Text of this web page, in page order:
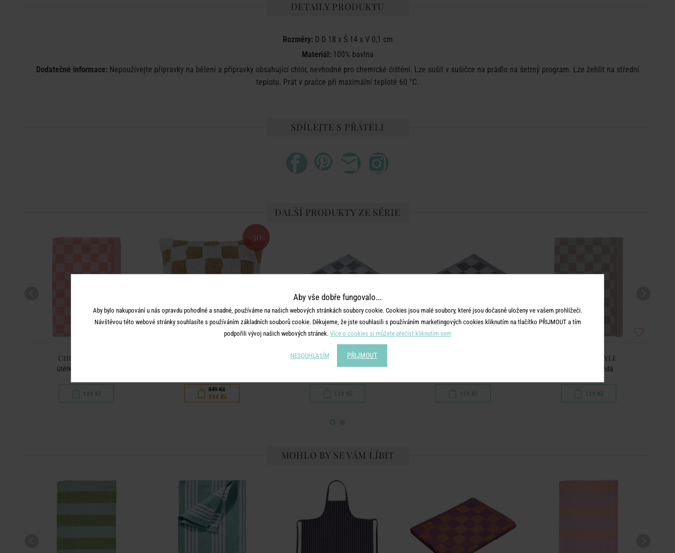
DETAILY PRODUKTU
Rozměry:D D 18 x Š 14 x V 0,1 cm
Materiál:100% bavlna
Dodatečné informace: Nepoužívejte přípravky na bělení a přípravky obsahující chlór, nevhodné pro chemické čištění. Lze sušit v sušičce na prádlo na šetrný program. Lze žehlit na střední
teplotu. Prát v pračce při maximální teplotě 60 °C.
SDÍLEJTE S PŘÁTELI
DALŠÍ PRODUKTY ZE SÉRIE
CHECKER STYLE
Utěrka - tm. oranžová
129 Kč
-30%
849 Kč
594 Kč
CHECKER STYLE
Utěrka - zelená
129 Kč 129 Kč
CHECKER STYLE
Utěrka - sv. hnědá
129 Kč
MOHLO BY SE VÁM LÍBIT
Aby vše dobře fungovalo...
Aby bylo nakupování u nás opravdu pohodlné a snadné, používáme na našich webových stránkách soubory cookie. Cookies jsou malé soubory, které jsou dočasně uloženy ve vašem prohlížeči.
Návštěvou této webové stránky souhlasíte s používáním základních souborů cookie. Děkujeme, že jste souhlasili s používáním marketingových cookies kliknutím na tlačítko PŘIJMOUT a tím
podpořili vývoj našich webových stránek. Více o cookies si můžete přečíst kliknutím sem
NESOUHLASÍM PŘIJMOUT